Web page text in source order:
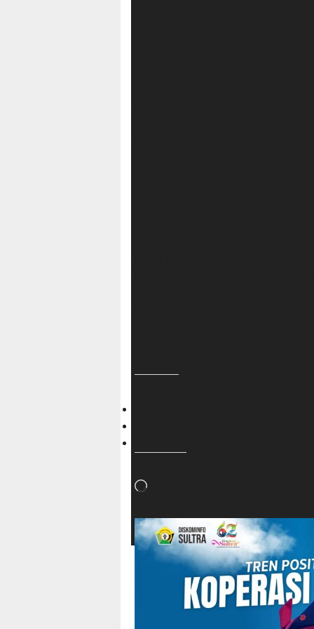
Memuat...